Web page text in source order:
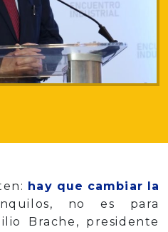
hay que cambiar la
no es para
Brache, presidente